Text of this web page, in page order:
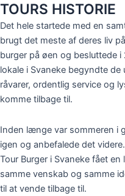
TOURS HISTORIE
Det hele startede med en
brugt det meste af deres liv
burger på øen og besluttede
lokale i Svaneke begyndte
råvarer, ordentlig service og
komme tilbage til.
Inden længe var sommeren i
igen og anbefalede det
Tour Burger i Svaneke fået
samme venskab og samme
til at vende tilbage til.